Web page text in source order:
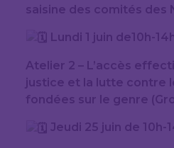
saisine des comités des
Lundi 1 juin de10h-
Atelier 2 – L’accès
justice et la lutte contre
fondées sur le genre
Jeudi 25 juin de 10h-